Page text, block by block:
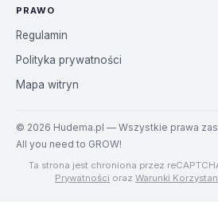
PRAWO
Regulamin
Polityka prywatności
Mapa witryn
© 2026 Hudema.pl — Wszystkie prawa
All you need to GROW!
Ta strona jest chroniona przez
Prywatności oraz Warunki